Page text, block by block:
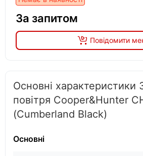
За запитом
Повідомити
Основні характеристики
повітря Cooper&Hunter
(Cumberland Black)
Основні